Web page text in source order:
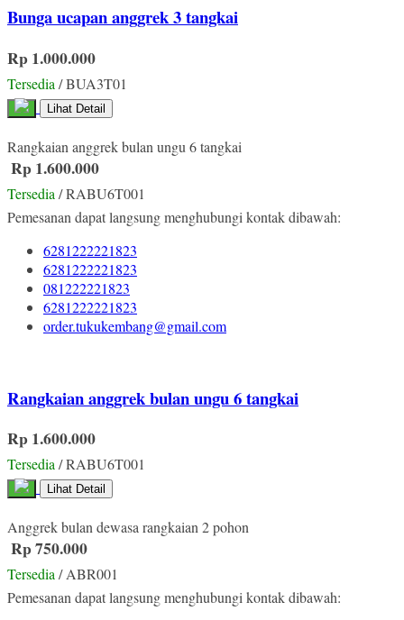
Bunga ucapan anggrek 3 tangkai
Rp 1.000.000
Tersedia / BUA3T01
Lihat Detail
Rangkaian anggrek bulan ungu 6 tangkai
Rp 1.600.000
Tersedia / RABU6T001
Pemesanan dapat langsung menghubungi kontak dibawah:
6281222221823
6281222221823
081222221823
6281222221823
order.tukukembang@gmail.com
Rangkaian anggrek bulan ungu 6 tangkai
Rp 1.600.000
Tersedia/ RABU6T001
Lihat Detail
Anggrek bulan dewasa rangkaian 2 pohon
Rp 750.000
Tersedia/ ABR001
Pemesanan dapat langsung menghubungi kontak dibawah: